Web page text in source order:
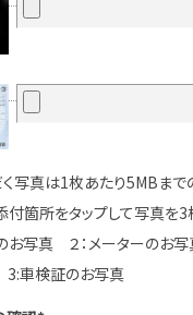
写真は1枚あたり5MBまで
付箇所をタップして写真を3
お写真 ２：メーターのお
車検証のお写真